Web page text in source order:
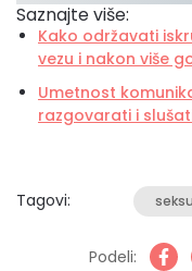
Saznajte više:
Kako održavati
vezu i nakon više
Umetnost
razgovarati i
Tagovi:
Podeli: